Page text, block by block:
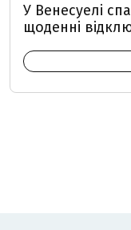
У Венесуелі
щоденні